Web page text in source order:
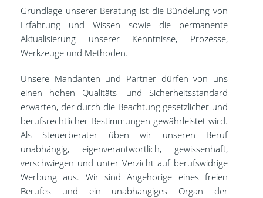
Grundlage unserer Beratung ist die Bündelung von
Erfahrung und Wissen sowie die permanente
Aktualisierung unserer Kenntnisse, Prozesse,
Werkzeuge und Methoden.
Unsere Mandanten und Partner dürfen von uns
einen hohen Qualitäts- und Sicherheitsstandard
erwarten, der durch die Beachtung gesetzlicher und
berufsrechtlicher Bestimmungen gewährleistet wird.
Als Steuerberater üben wir unseren Beruf
unabhängig, eigenverantwortlich, gewissenhaft,
verschwiegen und unter Verzicht auf berufswidrige
Werbung aus. Wir sind Angehörige eines freien
Berufes und ein unabhängiges Organ der